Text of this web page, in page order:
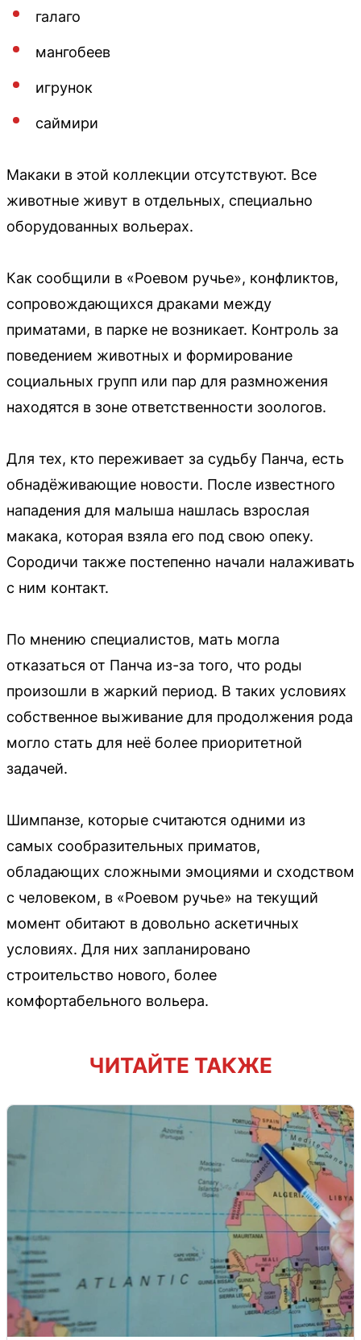
галаго
мангобеев
игрунок
саймири
Макаки в этой коллекции отсутствуют. Все
животные живут в отдельных, специально
оборудованных вольерах.
Как сообщили в «Роевом ручье», конфликтов,
сопровождающихся драками между
приматами, в парке не возникает. Контроль за
поведением животных и формирование
социальных групп или пар для размножения
находятся в зоне ответственности зоологов.
Для тех, кто переживает за судьбу Панча, есть
обнадёживающие новости. После известного
нападения для малыша нашлась взрослая
макака, которая взяла его под свою опеку.
Сородичи также постепенно начали налаживать
с ним контакт.
По мнению специалистов, мать могла
отказаться от Панча из-за того, что роды
произошли в жаркий период. В таких условиях
собственное выживание для продолжения рода
могло стать для неё более приоритетной
задачей.
Шимпанзе, которые считаются одними из
самых сообразительных приматов,
обладающих сложными эмоциями и сходством
с человеком, в «Роевом ручье» на текущий
момент обитают в довольно аскетичных
условиях. Для них запланировано
строительство нового, более
комфортабельного вольера.
ЧИТАЙТЕ ТАКЖЕ